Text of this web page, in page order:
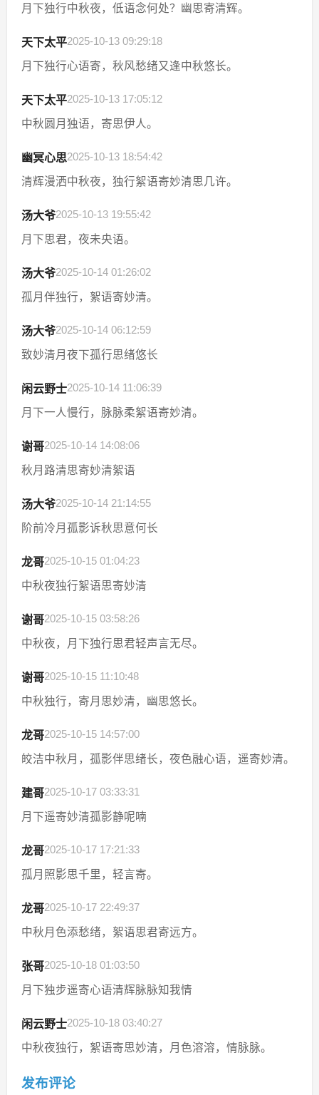
月下独行中秋夜，低语念何处？幽思寄清辉。
天下太平2025-10-13 09:29:18
月下独行心语寄，秋风愁绪又逢中秋悠长。
天下太平2025-10-13 17:05:12
中秋圆月独语，寄思伊人。
幽冥心思2025-10-13 18:54:42
清辉漫洒中秋夜，独行絮语寄妙清思几许。
汤大爷2025-10-13 19:55:42
月下思君，夜未央语。
汤大爷2025-10-14 01:26:02
孤月伴独行，絮语寄妙清。
汤大爷2025-10-14 06:12:59
致妙清月夜下孤行思绪悠长
闲云野士2025-10-14 11:06:39
月下一人慢行，脉脉柔絮语寄妙清。
谢哥2025-10-14 14:08:06
秋月路清思寄妙清絮语
汤大爷2025-10-14 21:14:55
阶前冷月孤影诉秋思意何长
龙哥2025-10-15 01:04:23
中秋夜独行絮语思寄妙清
谢哥2025-10-15 03:58:26
中秋夜，月下独行思君轻声言无尽。
谢哥2025-10-15 11:10:48
中秋独行，寄月思妙清，幽思悠长。
龙哥2025-10-15 14:57:00
皎洁中秋月，孤影伴思绪长，夜色融心语，遥寄妙清。
建哥2025-10-17 03:33:31
月下遥寄妙清孤影静呢喃
龙哥2025-10-17 17:21:33
孤月照影思千里，轻言寄。
龙哥2025-10-17 22:49:37
中秋月色添愁绪，絮语思君寄远方。
张哥2025-10-18 01:03:50
月下独步遥寄心语清辉脉脉知我情
闲云野士2025-10-18 03:40:27
中秋夜独行，絮语寄思妙清，月色溶溶，情脉脉。
发布评论